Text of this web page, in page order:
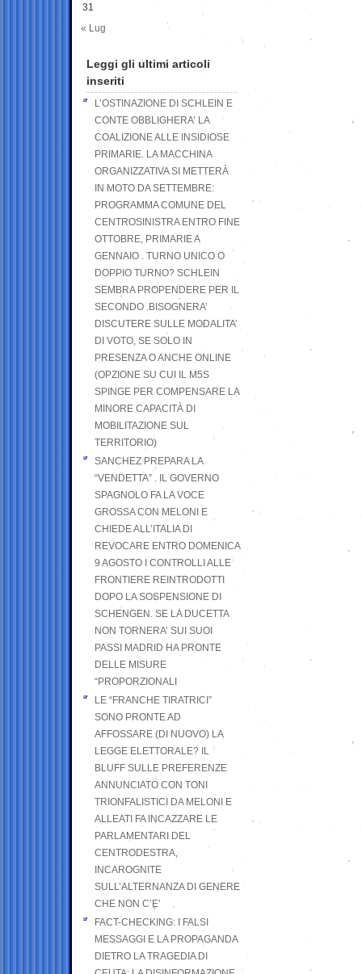
31
« Lug
Leggi gli ultimi articoli
inseriti
L’OSTINAZIONE DI SCHLEIN E
CONTE OBBLIGHERA’ LA
COALIZIONE ALLE INSIDIOSE
PRIMARIE. LA MACCHINA
ORGANIZZATIVA SI METTERÀ
IN MOTO DA SETTEMBRE:
PROGRAMMA COMUNE DEL
CENTROSINISTRA ENTRO FINE
OTTOBRE, PRIMARIE A
GENNAIO . TURNO UNICO O
DOPPIO TURNO? SCHLEIN
SEMBRA PROPENDERE PER IL
SECONDO .BISOGNERA’
DISCUTERE SULLE MODALITA’
DI VOTO, SE SOLO IN
PRESENZA O ANCHE ONLINE
(OPZIONE SU CUI IL M5S
SPINGE PER COMPENSARE LA
MINORE CAPACITÀ DI
MOBILITAZIONE SUL
TERRITORIO)
SANCHEZ PREPARA LA
“VENDETTA” . IL GOVERNO
SPAGNOLO FA LA VOCE
GROSSA CON MELONI E
CHIEDE ALL’ITALIA DI
REVOCARE ENTRO DOMENICA
9 AGOSTO I CONTROLLI ALLE
FRONTIERE REINTRODOTTI
DOPO LA SOSPENSIONE DI
SCHENGEN. SE LA DUCETTA
NON TORNERA’ SUI SUOI
PASSI MADRID HA PRONTE
DELLE MISURE
“PROPORZIONALI
LE “FRANCHE TIRATRICI”
SONO PRONTE AD
AFFOSSARE (DI NUOVO) LA
LEGGE ELETTORALE? IL
BLUFF SULLE PREFERENZE
ANNUNCIATO CON TONI
TRIONFALISTICI DA MELONI E
ALLEATI FA INCAZZARE LE
PARLAMENTARI DEL
CENTRODESTRA,
INCAROGNITE
SULL’ALTERNANZA DI GENERE
CHE NON C’E’
FACT-CHECKING: I FALSI
MESSAGGI E LA PROPAGANDA
DIETRO LA TRAGEDIA DI